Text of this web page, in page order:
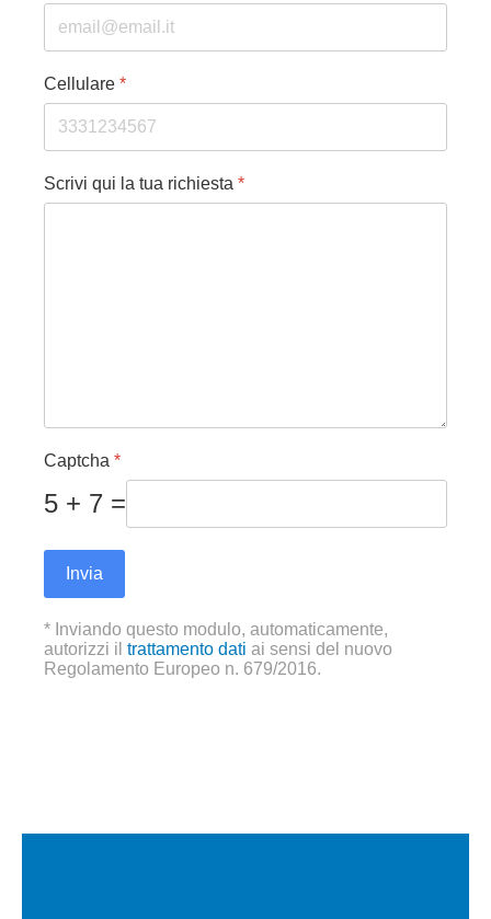
Cellulare *
Scrivi qui la tua richiesta *
Captcha *
5 + 7 =
Invia
* Inviando questo modulo, automaticamente,
autorizzi il trattamento dati ai sensi del nuovo
Regolamento Europeo n. 679/2016.